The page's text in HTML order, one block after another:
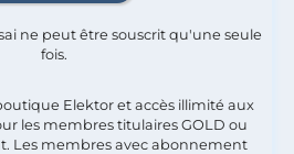
ne peut être souscrit qu'une seule
fois.​
Elektor et accès illimité aux
les membres titulaires GOLD ou
Les membres avec abonnement